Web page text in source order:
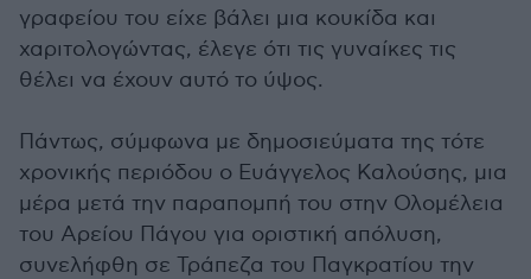
γραφείου του είχε βάλει μια κουκίδα και
χαριτολογώντας, έλεγε ότι τις γυναίκες τις
θέλει να έχουν αυτό το ύψος.
Πάντως, σύμφωνα με δημοσιεύματα της τότε
χρονικής περιόδου ο Ευάγγελος Καλούσης, μια
μέρα μετά την παραπομπή του στην Ολομέλεια
του Αρείου Πάγου για οριστική απόλυση,
συνελήφθη σε Τράπεζα του Παγκρατίου την